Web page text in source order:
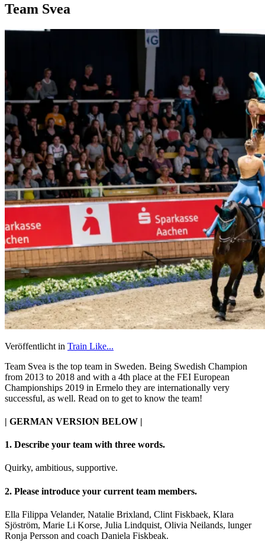
Team Svea
Veröffentlicht in Train Like...
Team Svea is the top team in Sweden. Being Swedish Champion
from 2013 to 2018 and with a 4th place at the FEI European
Championships 2019 in Ermelo they are internationally very
successful, as well. Read on to get to know the team!
| GERMAN VERSION BELOW |
1. Describe your team with three words.
Quirky, ambitious, supportive.
2. Please introduce your current team members.
Ella Filippa Velander, Natalie Brixland, Clint Fiskbaek, Klara
Sjöström, Marie Li Korse, Julia Lindquist, Olivia Neilands, lunger
Ronja Persson and coach Daniela Fiskbeak.